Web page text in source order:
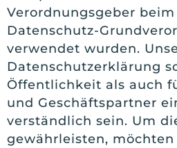
Verordnungsgeber beim
Datenschutz-
verwendet wurden.
Datenschutzerklärung
Öffentlichkeit als auch
und Geschäftspartner
verständlich sein. Um
gewährleisten,